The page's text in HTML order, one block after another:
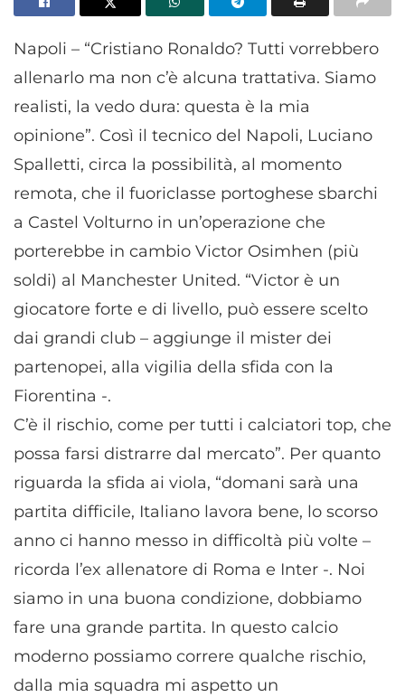
Napoli – “Cristiano Ronaldo? Tutti vorrebbero
allenarlo ma non c’è alcuna trattativa. Siamo
realisti, la vedo dura: questa è la mia
opinione”. Così il tecnico del Napoli, Luciano
Spalletti, circa la possibilità, al momento
remota, che il fuoriclasse portoghese sbarchi
a Castel Volturno in un’operazione che
porterebbe in cambio Victor Osimhen (più
soldi) al Manchester United. “Victor è un
giocatore forte e di livello, può essere scelto
dai grandi club – aggiunge il mister dei
partenopei, alla vigilia della sfida con la
Fiorentina -.
C’è il rischio, come per tutti i calciatori top, che
possa farsi distrarre dal mercato”. Per quanto
riguarda la sfida ai viola, “domani sarà una
partita difficile, Italiano lavora bene, lo scorso
anno ci hanno messo in difficoltà più volte –
ricorda l’ex allenatore di Roma e Inter -. Noi
siamo in una buona condizione, dobbiamo
fare una grande partita. In questo calcio
moderno possiamo correre qualche rischio,
dalla mia squadra mi aspetto un